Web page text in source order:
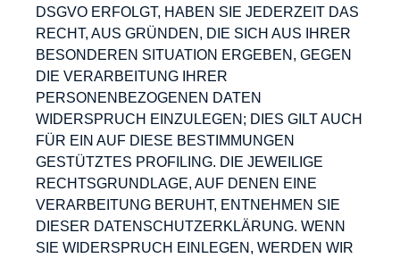
DSGVO ERFOLGT, HABEN SIE JEDERZEIT DAS
RECHT, AUS GRÜNDEN, DIE SICH AUS IHRER
BESONDEREN SITUATION ERGEBEN, GEGEN
DIE VERARBEITUNG IHRER
PERSONENBEZOGENEN DATEN
WIDERSPRUCH EINZULEGEN; DIES GILT AUCH
FÜR EIN AUF DIESE BESTIMMUNGEN
GESTÜTZTES PROFILING. DIE JEWEILIGE
RECHTSGRUNDLAGE, AUF DENEN EINE
VERARBEITUNG BERUHT, ENTNEHMEN SIE
DIESER DATENSCHUTZERKLÄRUNG. WENN
SIE WIDERSPRUCH EINLEGEN, WERDEN WIR